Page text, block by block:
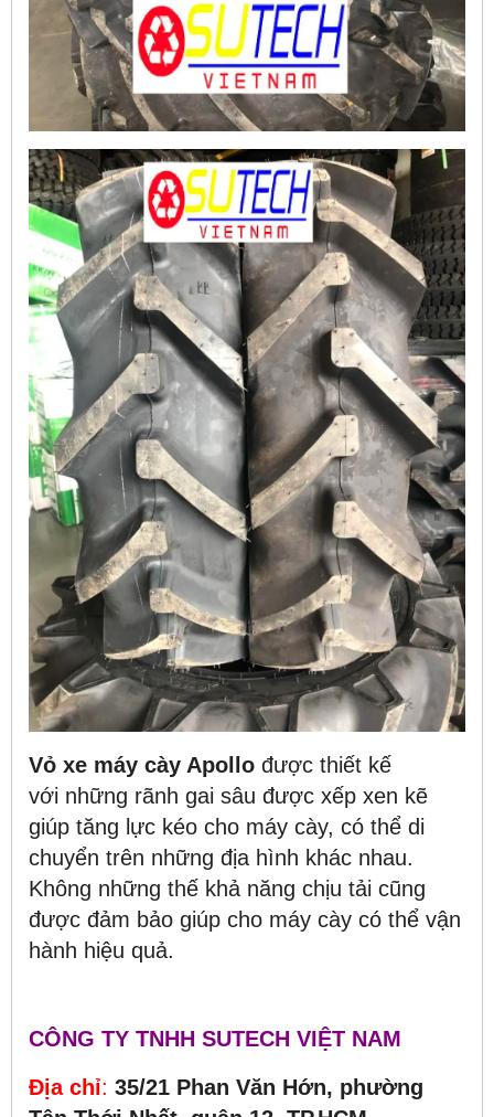
Vỏ xe máy cày Apollo được thiết kế
với những rãnh gai sâu được xếp xen kẽ
giúp tăng lực kéo cho máy cày, có thể di
chuyển trên những địa hình khác nhau.
Không những thế khả năng chịu tải cũng
được đảm bảo giúp cho máy cày có thể vận
hành hiệu quả.
CÔNG TY TNHH SUTECH VIỆT NAM
Địa chỉ: 35/21 Phan Văn Hớn, phường